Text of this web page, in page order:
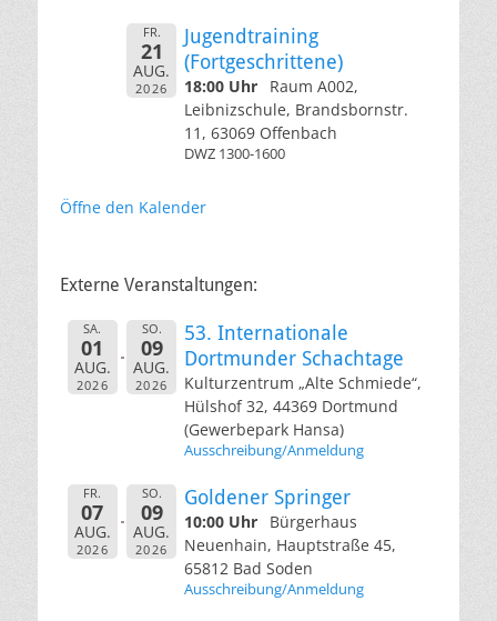
FR.
21
AUG.
2026
Jugendtraining
(Fortgeschrittene)
18:00 Uhr
Raum A002,
Leibnizschule, Brandsbornstr.
11, 63069 Offenbach
DWZ 1300-1600
Öffne den Kalender
Externe Veranstaltungen:
SA.
01
AUG.
2026
SO.
09
AUG.
2026
53. Internationale
Dortmunder Schachtage
Kulturzentrum „Alte Schmiede“,
Hülshof 32, 44369 Dortmund
(Gewerbepark Hansa)
Ausschreibung/Anmeldung
FR.
07
AUG.
2026
SO.
09
AUG.
2026
Goldener Springer
10:00 Uhr
Bürgerhaus
Neuenhain, Hauptstraße 45,
65812 Bad Soden
Ausschreibung/Anmeldung